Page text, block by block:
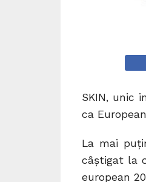
SKIN, unic
ca
La mai
câştigat la
european